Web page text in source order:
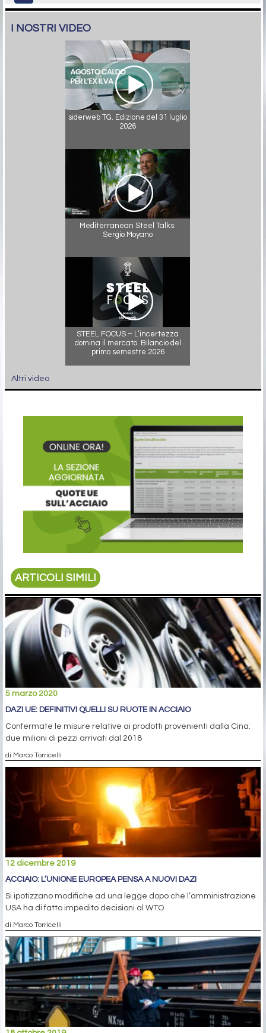
I NOSTRI VIDEO
siderweb TG. Edizione del 31 luglio
2026
Mediterranean Steel Talks:
Sergio Moyano
STEEL FOCUS – L’incertezza
domina il mercato. Bilancio del
primo semestre 2026
Altri video
ARTICOLI SIMILI
5 marzo 2020
DAZI UE: DEFINITIVI QUELLI SU RUOTE IN ACCIAIO
Confermate le misure relative ai prodotti provenienti dalla Cina:
due milioni di pezzi arrivati dal 2018
di Marco Torricelli
12 dicembre 2019
ACCIAIO: L’UNIONE EUROPEA PENSA A NUOVI DAZI
Si ipotizzano modifiche ad una legge dopo che l’amministrazione
USA ha di fatto impedito decisioni al WTO
di Marco Torricelli